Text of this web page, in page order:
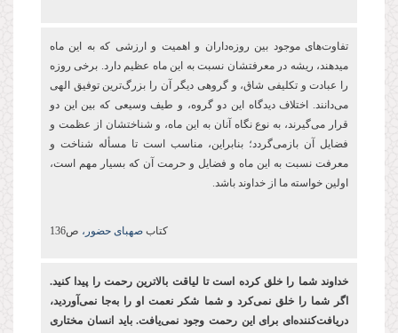
تفاوت‌های موجود بین روزه‌‏داران و اهمیت و ارزشی كه به این ماه
می‏دهند، ریشه در معرفتشان نسبت به این ماه عظیم دارد. برخی روزه
را عبادت و تكلیفی شاق، و گروهی دیگر آن را بزرگ‌ترین توفیق الهی
می‌دانند. اختلاف دیدگاه این دو گروه، و طیف وسیعی که بین این دو
قرار می‌گیرند، به نوع نگاه آنان به این ماه، و شناختشان از عظمت و
فضایل آن بازمی‌گردد؛ بنابراین، مناسب است تا مسأله شناخت و
معرفت نسبت به این ماه و فضایل و حرمت آن که بسیار مهم است،
اولین خواسته ما از خداوند باشد.
کتاب صهبای حضور، ص136
خداوند شما را خلق کرده ‌است تا لیاقت بالاترین رحمت را پیدا کنید.
اگر شما را خلق نمی‌کرد و شما شکر نعمت او را به‌جا نمی‌آوردید،
دریافت‌کننده‌ای برای این رحمت وجود نمی‌یافت. باید انسان مختاری